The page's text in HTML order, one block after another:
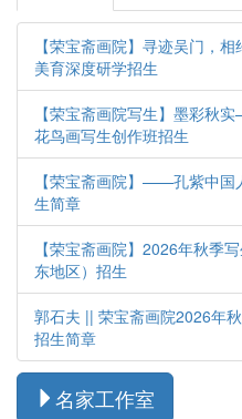
【荣宝斋画院】寻迹吴门，
美育深度研学招生
【荣宝斋画院写生】墨彩秋
花鸟画写生创作班招生
【荣宝斋画院】——孔紫中国
生简章
【荣宝斋画院】2026年秋季
东地区）招生
郭石夫 || 荣宝斋画院2026年
招生简章
名家工作室